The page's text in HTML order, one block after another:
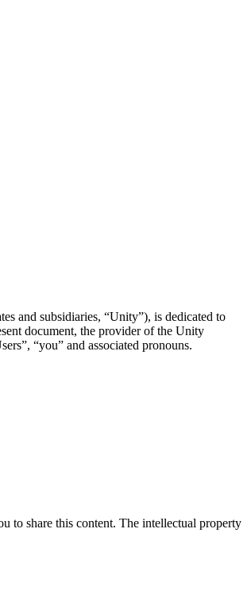
and subsidiaries, “Unity”), is dedicated to
document, the provider of the Unity
“you” and associated pronouns.
to share this content. The intellectual property